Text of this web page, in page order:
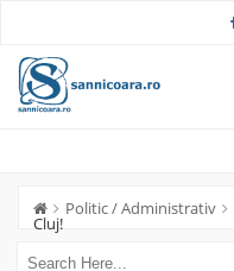
Politic / Administrativ
Cluj!